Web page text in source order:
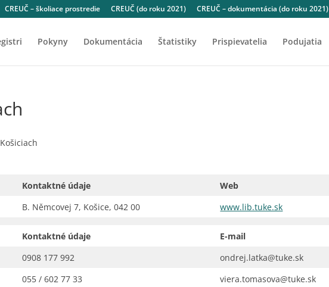
CREUČ – školiace prostredie CREUČ (do roku 2021) CREUČ – dokumentácia (do roku 2021)
Pokyny Dokumentácia Štatistiky Prispievatelia Podujatia
Kontaktné údaje
Web
B. Němcovej 7, Košice, 042 00 www.lib.tuke.sk
Kontaktné údaje
E-mail
0908 177 992
ondrej.latka@tuke.sk
055 / 602 77 33
viera.tomasova@tuke.sk